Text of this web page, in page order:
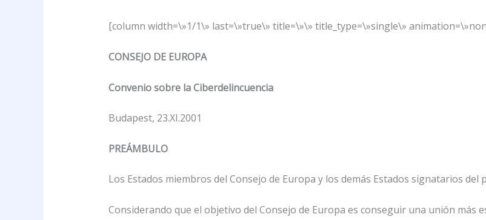
[column width=\»1/1\» last=\»true\» title=\»\» title_type=\»single\»
CONSEJO DE EUROPA
Convenio sobre la Ciberdelincuencia
Budapest, 23.XI.2001
PREÁMBULO
Los Estados miembros del Consejo de Europa y los demás Estados signatarios del
Considerando que el objetivo del Consejo de Europa es conseguir una unión más